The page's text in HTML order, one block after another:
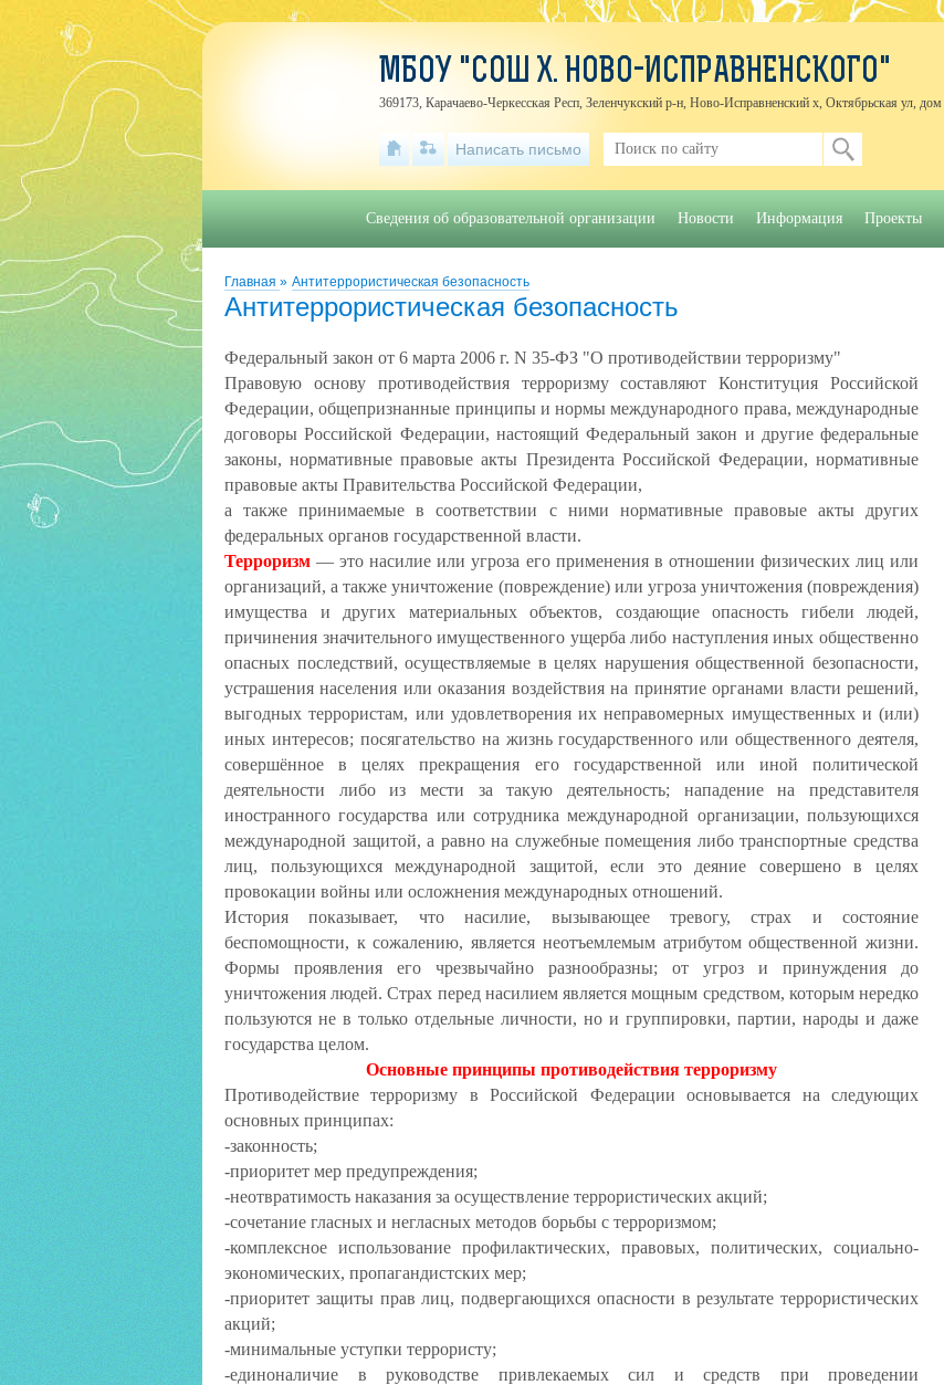
Главная » Антитеррористическая безопасность
Антитеррористическая безопасность
Федеральный закон от 6 марта 2006 г. N 35-ФЗ "О противодействии терроризму"
Правовую основу противодействия терроризму составляют Конституция Российской
Федерации, общепризнанные принципы и нормы международного права, международные
договоры Российской Федерации, настоящий Федеральный закон и другие федеральные
законы, нормативные правовые акты Президента Российской Федерации, нормативные
правовые акты Правительства Российской Федерации,
а также принимаемые в соответствии с ними нормативные правовые акты других
федеральных органов государственной власти.
Терроризм — это насилие или угроза его применения в отношении физических лиц или
организаций, а также уничтожение (повреждение) или угроза уничтожения (повреждения)
имущества и других материальных объектов, создающие опасность гибели людей,
причинения значительного имущественного ущерба либо наступления иных общественно
опасных последствий, осуществляемые в целях нарушения общественной безопасности,
устрашения населения или оказания воздействия на принятие органами власти решений,
выгодных террористам, или удовлетворения их неправомерных имущественных и (или)
иных интересов; посягательство на жизнь государственного или общественного деятеля,
совершённое в целях прекращения его государственной или иной политической
деятельности либо из мести за такую деятельность; нападение на представителя
иностранного государства или сотрудника международной организации, пользующихся
международной защитой, а равно на служебные помещения либо транспортные средства
лиц, пользующихся международной защитой, если это деяние совершено в целях
провокации войны или осложнения международных отношений.
История показывает, что насилие, вызывающее тревогу, страх и состояние
беспомощности, к сожалению, является неотъемлемым атрибутом общественной жизни.
Формы проявления его чрезвычайно разнообразны; от угроз и принуждения до
уничтожения людей. Страх перед насилием является мощным средством, которым нередко
пользуются не в только отдельные личности, но и группировки, партии, народы и даже
государства целом.
Основные принципы противодействия терроризму
Противодействие терроризму в Российской Федерации основывается на следующих
основных принципах:
-законность;
-приоритет мер предупреждения;
-неотвратимость наказания за осуществление террористических акций;
-сочетание гласных и негласных методов борьбы с терроризмом;
-комплексное использование профилактических, правовых, политических, социально-
экономических, пропагандистских мер;
-приоритет защиты прав лиц, подвергающихся опасности в результате террористических
акций;
-минимальные уступки террористу;
-единоналичие в руководстве привлекаемых сил и средств при проведении
МБОУ "СОШ Х. НОВО-ИСПРАВНЕНСКОГО"
369173, Карачаево-Черкесская Респ, Зеленчукский р-н, Ново-Исправненский х, Октябрьская ул,
Написать письмо
Сведения об образовательной организации Новости Информация Проекты